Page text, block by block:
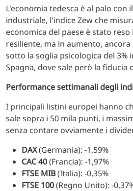
L'economia tedesca è al palo con
industriale, l'indice Zew che
economica del paese è stato
resiliente, ma in aumento,
sotto la soglia psicologica del 3%
Spagna, dove sale però la fiducia
Performance settimanali degli
I principali listini europei hanno
sale sopra i 50 mila punti, i
senza contare ovviamente i
DAX(Germania): -1,59%
CAC 40(Francia): -1,97%
FTSE MIB(Italia): -0,35%
FTSE 100(Regno Unito): -